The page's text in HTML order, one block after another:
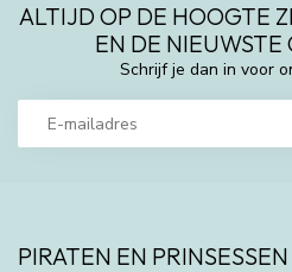
ALTIJD OP DE HOOGTE
EN DE NIEUWSTE
Schrijf je dan in voor
PIRATEN EN PRINSESSEN